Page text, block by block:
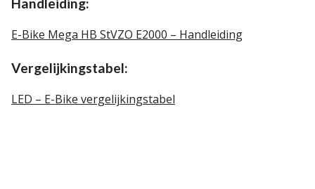
E-Bike Mega HB StVZO E2000 – Handleiding
Vergelijkingstabel:
LED – E-Bike vergelijkingstabel